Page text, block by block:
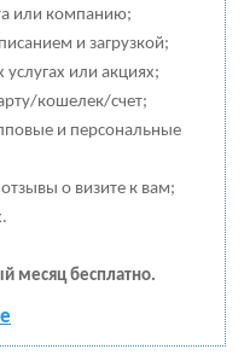
или компанию;
и загрузкой;
или акциях;
кошелек/счет;
и персональные
о визите к вам;
месяц бесплатно.